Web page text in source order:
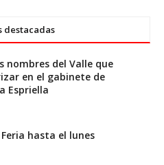
destacadas
nombres del Valle que
en el gabinete de
Espriella
hasta el lunes